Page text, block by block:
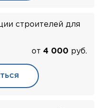
строителей для
от 4 000 руб.